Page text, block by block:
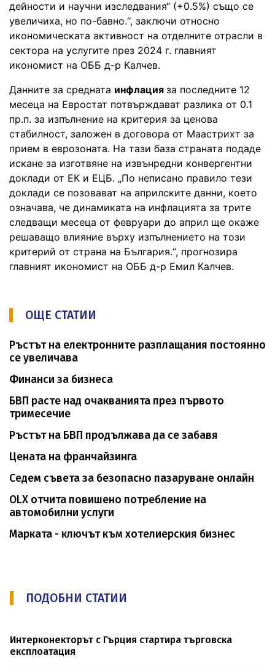
дейности и научни изследвания“ (+0.5%) също се
увеличиха, но по-бавно.“, заключи относно
икономическата активност на отделните отрасли в
сектора на услугите през 2024 г. главният
икономист на ОББ д-р Калчев.
Данните за средната инфлация за последните 12
месеца на Евростат потвърждават разлика от 0.1
пр.п. за изпълнение на критерия за ценова
стабилност, заложен в договора от Маастрихт за
прием в еврозоната. На тази база страната подаде
искане за изготвяне на извънредни конвергентни
доклади от ЕК и ЕЦБ. „По неписано правило тези
доклади се позовават на априлските данни, което
означава, че динамиката на инфлацията за трите
следващи месеца от февруари до април ще окаже
решаващо влияние върху изпълнението на този
критерий от страна на България.“, прогнозира
главният икономист на ОББ д-р Емил Калчев.
ОЩЕ СТАТИИ
Ръстът на електронните разплащания постоянно
се увеличава
Финанси за бизнеса
БВП расте над очакванията през първото
тримесечие
Ръстът на БВП продължава да се забавя
Цената на франчайзинга
Седем съвета за безопасно пазаруване онлайн
OLX отчита повишено потребление на
автомобилни услуги
Марката - ключът към хотелиерския бизнес
ПОДОБНИ СТАТИИ
Интерконекторът с Гърция стартира търговска
експлоатация